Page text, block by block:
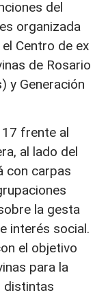
del
organizada
Centro de ex
de Rosario
y Generación
frente al
al lado del
con carpas
la gesta
interés social.
el objetivo
para la
distintas